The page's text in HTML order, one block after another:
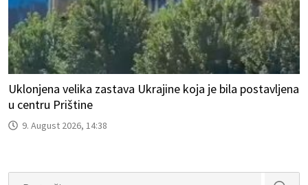
Uklonjena velika zastava Ukrajine koja je bila postavljena
u centru Prištine
9. August 2026, 14:38